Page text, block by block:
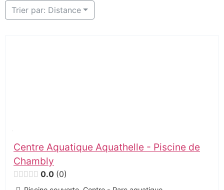
Trier par: Distance
Centre Aquatique Aquathelle - Piscine de
Chambly
0.0 0